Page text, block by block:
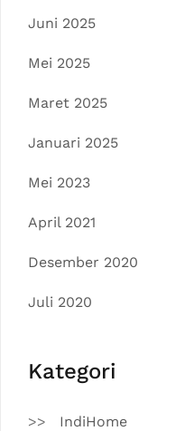
Juni 2025
Mei 2025
Maret 2025
Januari 2025
Mei 2023
April 2021
Desember 2020
Juli 2020
Kategori
IndiHome